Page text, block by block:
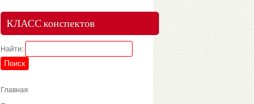
КЛАСС конспектов
Найти:
Главная